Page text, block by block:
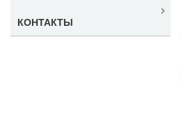
КОНТАКТЫ